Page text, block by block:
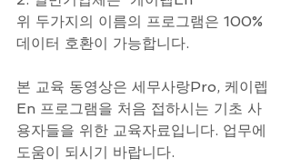
위 두가지의 이름의 프로그램은 100%
데이터 호환이 가능합니다.
본 교육 동영상은 세무사랑Pro, 케이렙
En 프로그램을 처음 접하시는 기초 사
용자들을 위한 교육자료입니다. 업무에
도움이 되시기 바랍니다.